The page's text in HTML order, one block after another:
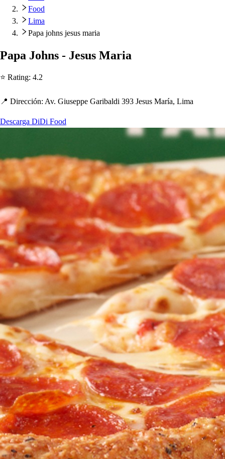
Food
Lima
Papa johns jesus maria
Papa Johns - Jesus Maria
⭐ Rating: 4.2
📍 Dirección: Av. Giuseppe Garibaldi 393 Jesus María, Lima
Descarga DiDi Food